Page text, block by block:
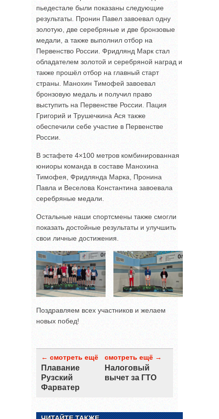
пьедестале были показаны следующие
результаты. Пронин Павел завоевал одну
золотую, две серебряные и две бронзовые
медали, а также выполнил отбор на
Первенство России. Фридлянд Марк стал
обладателем золотой и серебряной наград и
также прошёл отбор на главный старт
страны. Манохин Тимофей завоевал
бронзовую медаль и получил право
выступить на Первенстве России. Пация
Григорий и Трушечкина Ася также
обеспечили себе участие в Первенстве
России.
В эстафете 4×100 метров комбинированная
юниоры команда в составе Манохина
Тимофея, Фридлянда Марка, Пронина
Павла и Веселова Константина завоевала
серебряные медали.
Остальные наши спортсмены также смогли
показать достойные результаты и улучшить
свои личные достижения.
Поздравляем всех участников и желаем
новых побед!
← смотреть ещё
Плавание
Рузский
Фарватер
смотреть ещё →
Налоговый
вычет за ГТО